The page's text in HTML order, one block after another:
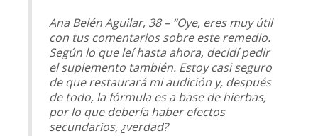
Ana Belén Aguilar, 38 – “Oye, eres muy útil
con tus comentarios sobre este remedio.
Según lo que leí hasta ahora, decidí pedir
el suplemento también. Estoy casi seguro
de que restaurará mi audición y, después
de todo, la fórmula es a base de hierbas,
por lo que debería haber efectos
secundarios, ¿verdad?